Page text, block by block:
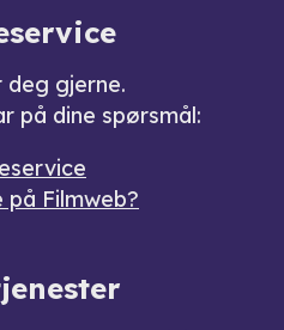
deg gjerne.
på dine spørsmål:
på Filmweb?